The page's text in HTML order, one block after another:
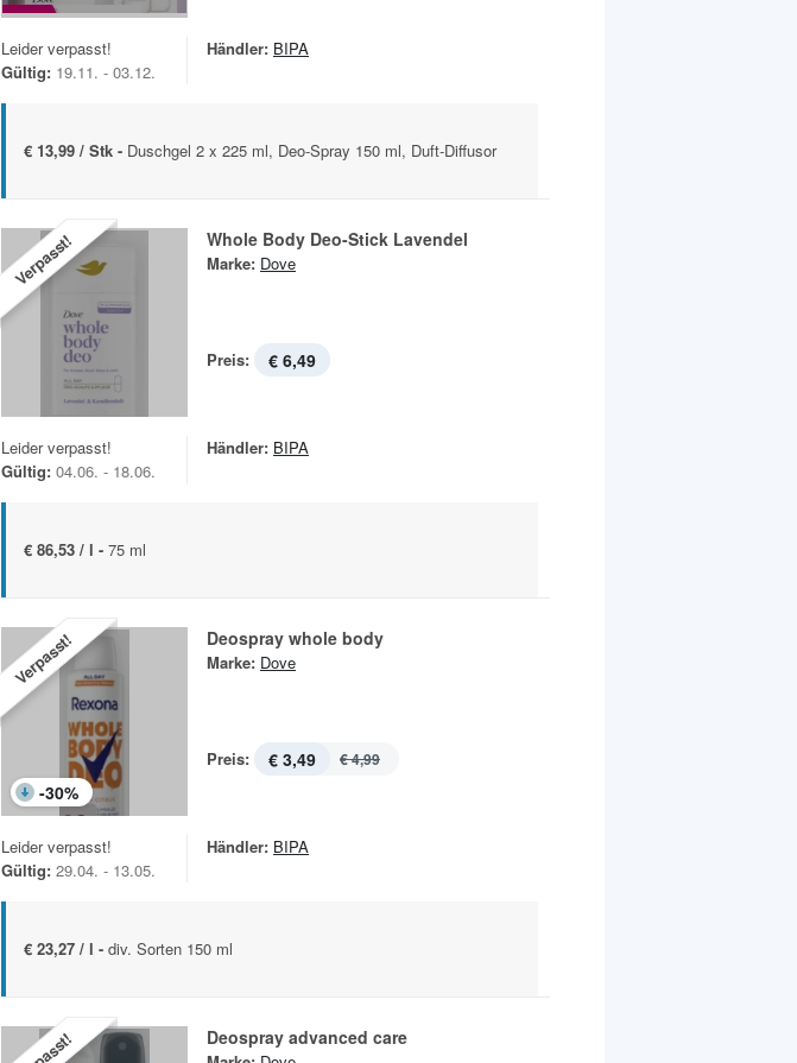
Leider verpasst!
Gültig: 19.11. - 03.12.
Händler: BIPA
€ 13,99 / Stk - Duschgel 2 x 225 ml, Deo-Spray 150 ml, Duft-Diffusor
Verpasst! Whole Body Deo-Stick Lavendel
Marke: Dove
Preis: € 6,49
Leider verpasst!
Gültig: 04.06. - 18.06.
Händler: BIPA
€ 86,53 / l - 75 ml
Verpasst!
-30%
Deospray whole body
Marke: Dove
Preis: € 3,49 € 4,99
Leider verpasst!
Gültig: 29.04. - 13.05.
Händler: BIPA
€ 23,27 / l - div. Sorten 150 ml
Deospray advanced care